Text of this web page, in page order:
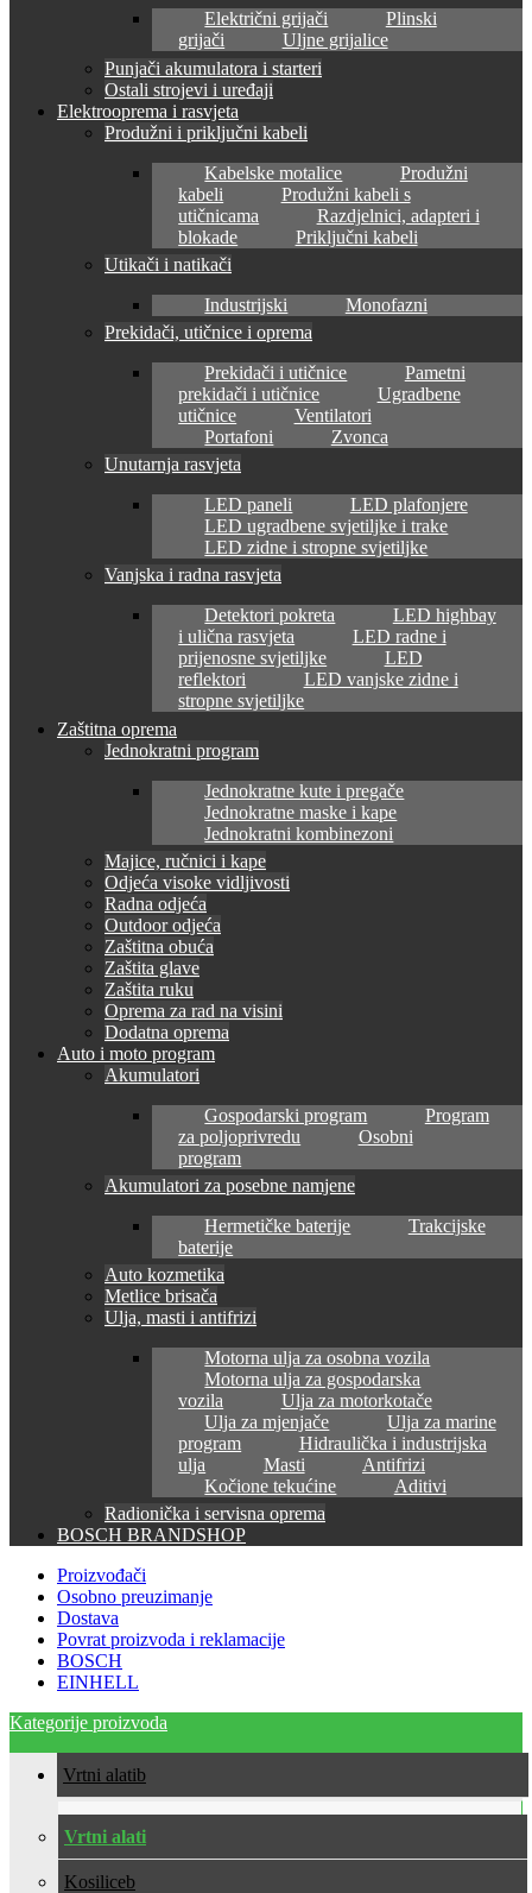
Električni grijači
Plinski
grijači
Uljne grijalice
Punjači akumulatora i starteri
Ostali strojevi i uređaji
Elektrooprema i rasvjeta
Produžni i priključni kabeli
Kabelske motalice
Produžni
kabeli
Produžni kabeli s
utičnicama
Razdjelnici, adapteri i
blokade
Priključni kabeli
Utikači i natikači
Industrijski
Monofazni
Prekidači, utičnice i oprema
Prekidači i utičnice
Pametni
prekidači i utičnice
Ugradbene
utičnice
Ventilatori
Portafoni
Zvonca
Unutarnja rasvjeta
LED paneli
LED plafonjere
LED ugradbene svjetiljke i trake
LED zidne i stropne svjetiljke
Vanjska i radna rasvjeta
Detektori pokreta
LED highbay
i ulična rasvjeta
LED radne i
prijenosne svjetiljke
LED
reflektori
LED vanjske zidne i
stropne svjetiljke
Zaštitna oprema
Jednokratni program
Jednokratne kute i pregače
Jednokratne maske i kape
Jednokratni kombinezoni
Majice, ručnici i kape
Odjeća visoke vidljivosti
Radna odjeća
Outdoor odjeća
Zaštitna obuća
Zaštita glave
Zaštita ruku
Oprema za rad na visini
Dodatna oprema
Auto i moto program
Akumulatori
Gospodarski program
Program
za poljoprivredu
Osobni
program
Akumulatori za posebne namjene
Hermetičke baterije
Trakcijske
baterije
Auto kozmetika
Metlice brisača
Ulja, masti i antifrizi
Motorna ulja za osobna vozila
Motorna ulja za gospodarska
vozila
Ulja za motorkotače
Ulja za mjenjače
Ulja za marine
program
Hidraulička i industrijska
ulja
Masti
Antifrizi
Kočione tekućine
Aditivi
Radionička i servisna oprema
BOSCH BRANDSHOP
Proizvođači
Osobno preuzimanje
Dostava
Povrat proizvoda i reklamacije
BOSCH
EINHELL
Kategorije proizvoda
Vrtni alati
Vrtni alati
Kosilice